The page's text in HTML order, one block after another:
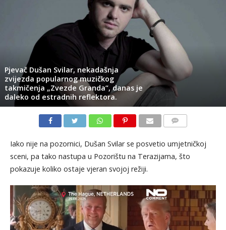
Pjevač Dušan Svilar, nekadašnja
zvijezda popularnog muzičkog
takmičenja „Zvezde Granda”, danas je
daleko od estradnih reflektora.
Iako nije na pozornici, Dušan Svilar se posvetio umjetničkoj
sceni, pa tako nastupa u Pozorištu na Terazijama, što
pokazuje koliko ostaje vjeran svojoj režiji.